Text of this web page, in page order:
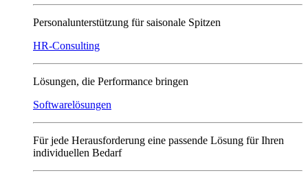
Personalunterstützung für saisonale Spitzen
HR-Consulting
Lösungen, die Performance bringen
Softwarelösungen
Für jede Herausforderung eine passende Lösung für Ihren
individuellen Bedarf